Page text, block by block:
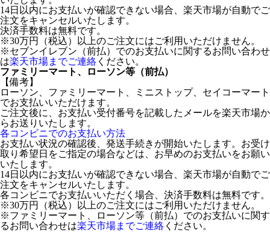
14日以内にお支払いが確認できない場合、楽天市場が自動でご
注文をキャンセルいたします。
決済手数料は無料です。
※30万円（税込）以上のご注文にはご利用いただけません。
※セブンイレブン（前払）でのお支払いに関するお問い合わせ
は楽天市場までご連絡 ください。
ファミリーマート、ローソン等（前払）
【備考】
ローソン、ファミリーマート、ミニストップ、セイコーマート
でお支払いいただけます。
ご注文後に、お支払い受付番号を記載したメールを楽天市場か
らお送りいたします。
各コンビニでのお支払い方法
お支払い状況の確認後、発送手続きが開始いたします。お受け
取り希望日をご指定の場合などは、お早めのお支払いをお願い
いたします。
14日以内にお支払いが確認できない場合、楽天市場が自動でご
注文をキャンセルいたします。
各コンビニでお支払いいただく場合、決済手数料は無料です。
※30万円（税込）以上のご注文にはご利用いただけません。
※ファミリーマート、ローソン等（前払）でのお支払いに関す
るお問い合わせは楽天市場までご連絡 ください。